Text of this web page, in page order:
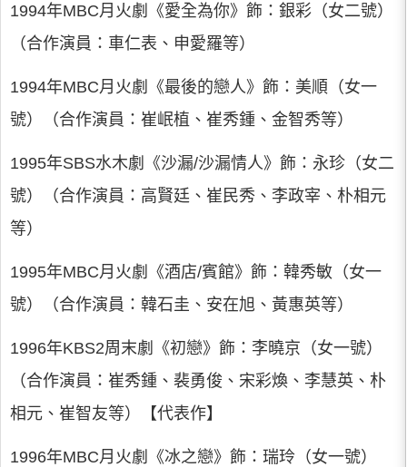
1994年MBC月火劇《愛全為你》飾：銀彩（女二號）
（合作演員：車仁表、申愛羅等）
1994年MBC月火劇《最後的戀人》飾：美順（女一
號）（合作演員：崔岷植、崔秀鍾、金智秀等）
1995年SBS水木劇《沙漏/沙漏情人》飾：永珍（女二
號）（合作演員：高賢廷、崔民秀、李政宰、朴相元
等）
1995年MBC月火劇《酒店/賓館》飾：韓秀敏（女一
號）（合作演員：韓石圭、安在旭、黃惠英等）
1996年KBS2周末劇《初戀》飾：李曉京（女一號）
（合作演員：崔秀鍾、裴勇俊、宋彩煥、李慧英、朴
相元、崔智友等）【代表作】
1996年MBC月火劇《冰之戀》飾：瑞玲（女一號）